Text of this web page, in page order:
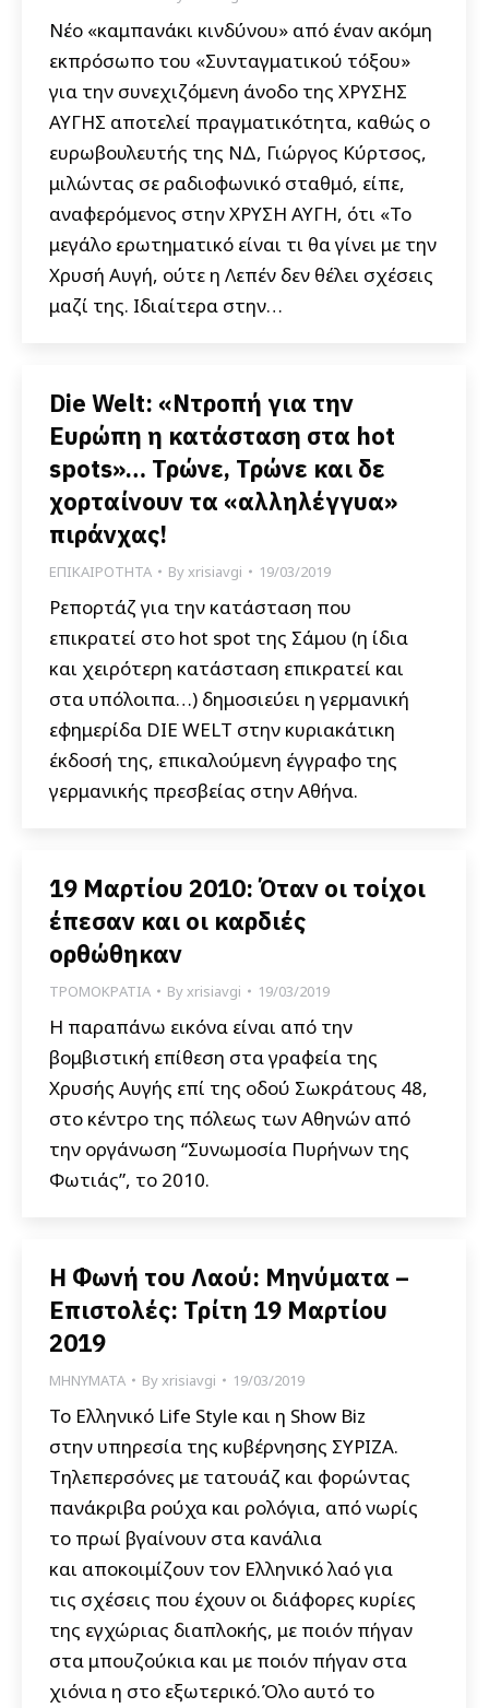
Νέο «καμπανάκι κινδύνου» από έναν ακόμη
εκπρόσωπο του «Συνταγματικού τόξου»
για την συνεχιζόμενη άνοδο της ΧΡΥΣΗΣ
ΑΥΓΗΣ αποτελεί πραγματικότητα, καθώς ο
ευρωβουλευτής της ΝΔ, Γιώργος Κύρτσος,
μιλώντας σε ραδιοφωνικό σταθμό, είπε,
αναφερόμενος στην ΧΡΥΣΗ ΑΥΓΗ, ότι «Το
μεγάλο ερωτηματικό είναι τι θα γίνει με την
Χρυσή Αυγή, ούτε η Λεπέν δεν θέλει σχέσεις
μαζί της. Ιδιαίτερα στην…
Die Welt: «Ντροπή για την
Ευρώπη η κατάσταση στα hot
spots»… Τρώνε, Τρώνε και δε
χορταίνουν τα «αλληλέγγυα»
πιράνχας!
ΕΠΙΚΑΙΡΟΤΗΤΑ Byxrisiavgi 19/03/2019
Ρεπορτάζ για την κατάσταση που
επικρατεί στο hot spot της Σάμου (η ίδια
και χειρότερη κατάσταση επικρατεί και
στα υπόλοιπα…) δημοσιεύει η γερμανική
εφημερίδα DIE WELT στην κυριακάτικη
έκδοσή της, επικαλούμενη έγγραφο της
γερμανικής πρεσβείας στην Αθήνα.
19 Μαρτίου 2010: Όταν οι τοίχοι
έπεσαν και οι καρδιές
ορθώθηκαν
ΤΡΟΜΟΚΡΑΤΙΑ Byxrisiavgi 19/03/2019
Η παραπάνω εικόνα είναι από την
βομβιστική επίθεση στα γραφεία της
Χρυσής Αυγής επί της οδού Σωκράτους 48,
στο κέντρο της πόλεως των Αθηνών από
την οργάνωση “Συνωμοσία Πυρήνων της
Φωτιάς”, το 2010.
Η Φωνή του Λαού: Μηνύματα –
Επιστολές: Τρίτη 19 Μαρτίου
2019
ΜΗΝΥΜΑΤΑ Byxrisiavgi 19/03/2019
Το Ελληνικό Life Style και η Show Biz
στην υπηρεσία της κυβέρνησης ΣΥΡΙΖΑ.
Τηλεπερσόνες με τατουάζ και φορώντας
πανάκριβα ρούχα και ρολόγια, από νωρίς
το πρωί βγαίνουν στα κανάλια
και αποκοιμίζουν τον Ελληνικό λαό για
τις σχέσεις που έχουν οι διάφορες κυρίες
της εγχώριας διαπλοκής, με ποιόν πήγαν
στα μπουζούκια και με ποιόν πήγαν στα
χιόνια η στο εξωτερικό.Όλο αυτό το